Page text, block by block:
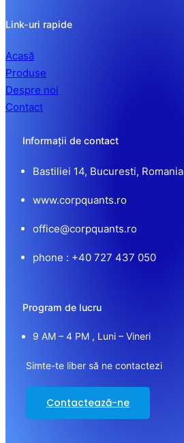
Link-uri rapide
Acasă
Produse
Despre noi
Contact
Informații de contact
Bastiliei 14, Bucuresti, Romania
www.corpquants.ro
office@corpquants.ro
phone : +40 727 437 050
Program de lucru
9 AM – 4 PM , Luni – Vineri
Simte-te liber să ne contactezi
Contactează-ne